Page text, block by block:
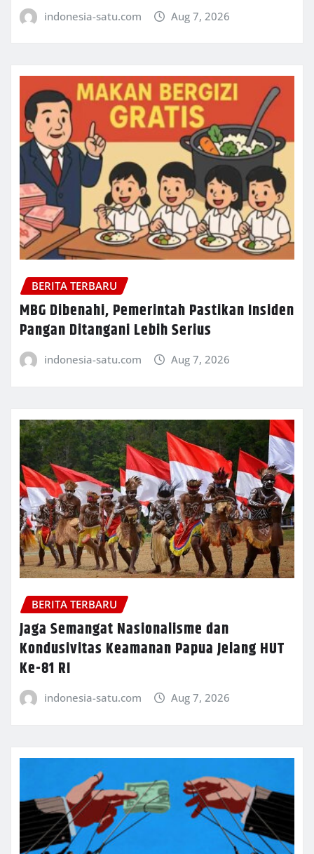
indonesia-satu.com Aug 7, 2026
BERITA TERBARU
MBG Dibenahi, Pemerintah Pastikan Insiden
Pangan Ditangani Lebih Serius
indonesia-satu.com Aug 7, 2026
BERITA TERBARU
Jaga Semangat Nasionalisme dan
Kondusivitas Keamanan Papua Jelang HUT
Ke-81 RI
indonesia-satu.com Aug 7, 2026